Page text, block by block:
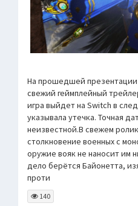
На прошедшей презентации
свежий геймплейный
игра выйдет на Switch в
указывала утечка. Точная
неизвестной.В свежем
столкновение военных с
оружие вояк не наносит им
дело берётся Байонетта,
проти
140